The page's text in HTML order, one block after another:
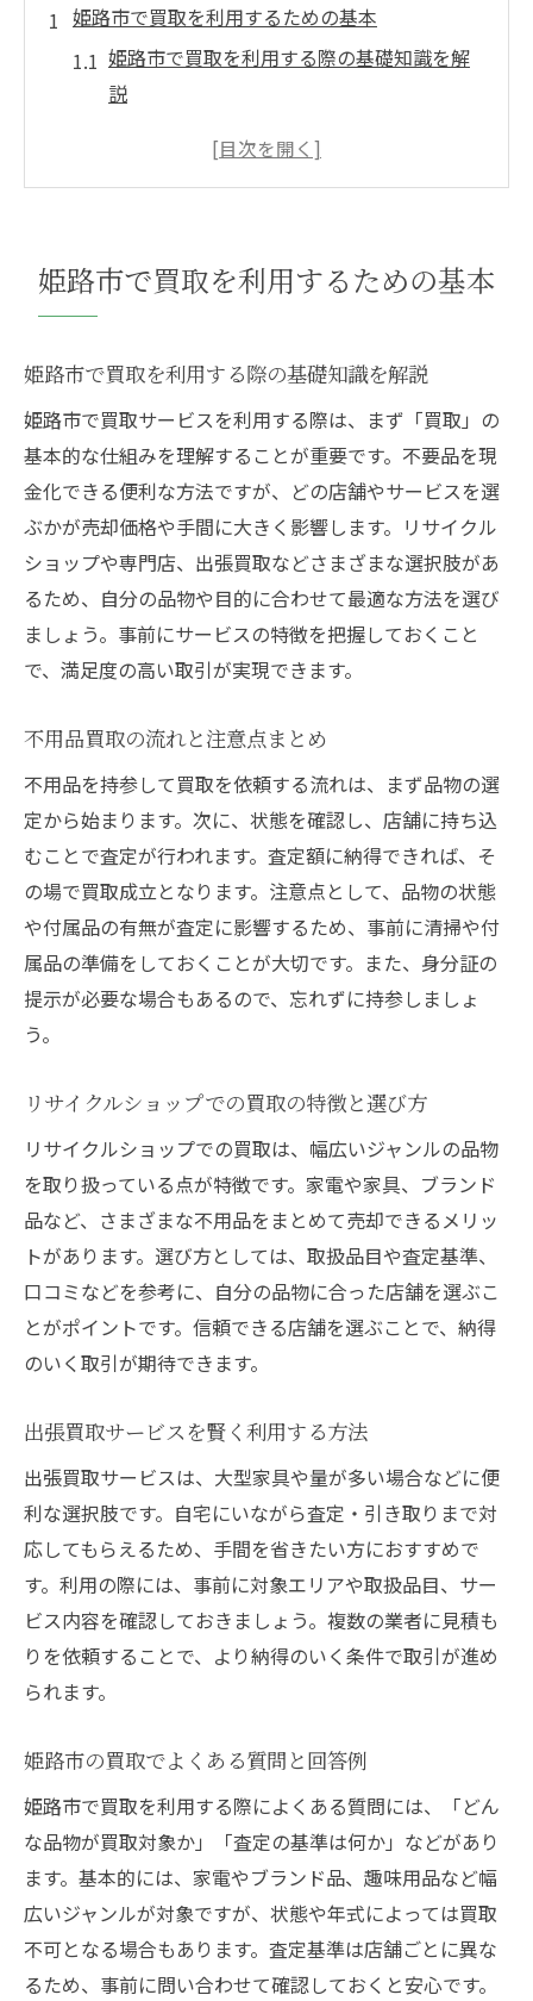
姫路市で買取を利用するための基本
姫路市で買取を利用する際の基礎知識を解
説
不用品買取の流れと注意点まとめ
姫路市の買取でよくある質問と回答例
ト
兵庫県姫路市の買取ガイド
姫路市で買取店舗を選ぶコツと比較方法
リサイクルショップの買取基準を知る重要
性
買取依頼時の書類や必要な持参品について
姫路市で出張買取を利用する際の流れ
家具・家電の買取に強い店舗の特徴とは
姫路市で買取トラブルを防ぐための対策
姫路市で不用品を買取に出す方法
姫路市の買取サービス比較と選び方ガイド
持参買取と出張買取のメリット・デメリッ
ト
リサイクルショップへの持ち込み手順解説
買取対象となる不用品の種類と特徴
査定前に確認したい買取のポイント
高価買取を狙うための不用品準備方法
リサイクルショップ選びで失敗しない秘訣
買取交渉時に意識するべきポイント
出張買取と持参買取の使い分け方法
買取を成功させるための事前チェック
兵庫県姫路市での買取の流れ
姫路市で買取を依頼する際の一連の流れ
査定から買取成立までの具体的な手順
持参と出張どちらを選ぶべきか判断基準
リサイクルショップ買取での注意点と対策
買取後のアフターサービスについて解説
姫路市で不用品を高く買取る方法
高額買取を実現するためのポイント紹介
複数店舗で買取価格を比較する重要性
需要の高い不用品の見極め方とコツ
姫路市で賢く買取を利用する方法まとめ
姫路市のリサイクルショップで買取を利用する
リサイクルショップでの買取の流れを詳し
く解説
姫路市で買取を利用するための基本
姫路市で買取を利用する際の基礎知識を解説
姫路市で買取サービスを利用する際は、まず「買取」の
基本的な仕組みを理解することが重要です。不要品を現
金化できる便利な方法ですが、どの店舗やサービスを選
ぶかが売却価格や手間に大きく影響します。リサイクル
ショップや専門店、出張買取などさまざまな選択肢があ
るため、自分の品物や目的に合わせて最適な方法を選び
ましょう。事前にサービスの特徴を把握しておくこと
で、満足度の高い取引が実現できます。
不用品買取の流れと注意点まとめ
不用品を持参して買取を依頼する流れは、まず品物の選
定から始まります。次に、状態を確認し、店舗に持ち込
むことで査定が行われます。査定額に納得できれば、そ
の場で買取成立となります。注意点として、品物の状態
や付属品の有無が査定に影響するため、事前に清掃や付
属品の準備をしておくことが大切です。また、身分証の
提示が必要な場合もあるので、忘れずに持参しましょ
う。
リサイクルショップでの買取の特徴と選び方
リサイクルショップでの買取は、幅広いジャンルの品物
を取り扱っている点が特徴です。家電や家具、ブランド
品など、さまざまな不用品をまとめて売却できるメリッ
トがあります。選び方としては、取扱品目や査定基準、
口コミなどを参考に、自分の品物に合った店舗を選ぶこ
とがポイントです。信頼できる店舗を選ぶことで、納得
のいく取引が期待できます。
出張買取サービスを賢く利用する方法
出張買取サービスは、大型家具や量が多い場合などに便
利な選択肢です。自宅にいながら査定・引き取りまで対
応してもらえるため、手間を省きたい方におすすめで
す。利用の際には、事前に対象エリアや取扱品目、サー
ビス内容を確認しておきましょう。複数の業者に見積も
りを依頼することで、より納得のいく条件で取引が進め
られます。
姫路市の買取でよくある質問と回答例
姫路市で買取を利用する際によくある質問には、「どん
な品物が買取対象か」「査定の基準は何か」などがあり
ます。基本的には、家電やブランド品、趣味用品など幅
広いジャンルが対象ですが、状態や年式によっては買取
不可となる場合もあります。査定基準は店舗ごとに異な
るため、事前に問い合わせて確認しておくと安心です。